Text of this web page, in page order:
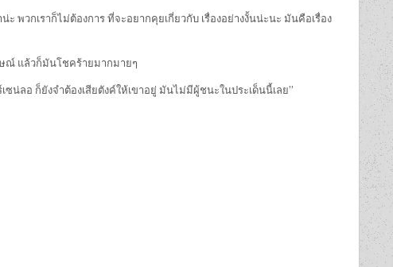
พวกเราก็ไม่ต้องการ ที่จะอยากคุยเกี่ยวกับ เรื่องอย่างงั้นน่ะนะ มันคือเรื่อง
ษณ์ แล้วก็มันโชคร้ายมากมายๆ
ลอ ก็ยังจำต้องเสียตังค์ให้เขาอยู่ มันไม่มีผู้ชนะในประเด็นนี้เลย”